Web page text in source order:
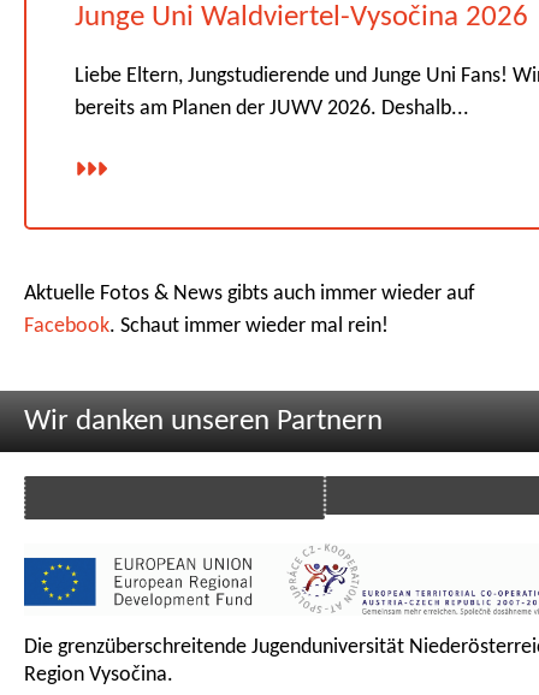
Junge Uni Waldviertel-Vysočina 2026
Liebe Eltern, Jungstudierende und Junge Uni Fans!
bereits am Planen der JUWV 2026. Deshalb...
Aktuelle Fotos & News gibts auch immer wieder auf
Facebook. Schaut immer wieder mal rein!
Wir danken unseren Partnern
Die grenzüberschreitende Jugenduniversität
Region Vysočina.